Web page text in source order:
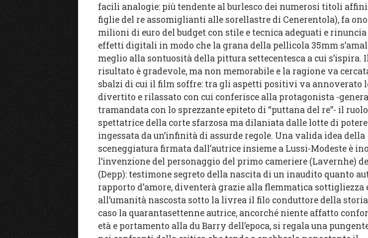
facili analogie: più tendente al burlesco dei numerosi titoli
figlie del re assomiglianti alle sorellastre di Cenerentola), fa
milioni di euro del budget con stile e tecnica adeguati e
effetti digitali in modo che la grana della pellicola 35mm
meglio alla sontuosità della pittura settecentesca a cui s’ispira.
risultato è gradevole, ma non memorabile e la ragione va
sbalzi di cui il film soffre: tra gli aspetti positivi va annoverato
divertito e rilassato con cui conferisce alla protagonista -
tramandata con lo sprezzante epiteto di “puttana del re”- il
spettatrice della corte sfarzosa ma dilaniata dalle lotte di potere
ingessata da un’infinità di assurde regole. Una valida idea della
sceneggiatura firmata dall’autrice insieme a Lussi-Modeste è
l’invenzione del personaggio del primo cameriere (Lavernhe)
(Depp): testimone segreto della nascita di un inaudito quanto
rapporto d’amore, diventerà grazie alla flemmatica sottigliezza
all’umanità nascosta sotto la livrea il filo conduttore della
caso la quarantasettenne autrice, ancorché niente affatto
età e portamento alla du Barry dell’epoca, si regala una